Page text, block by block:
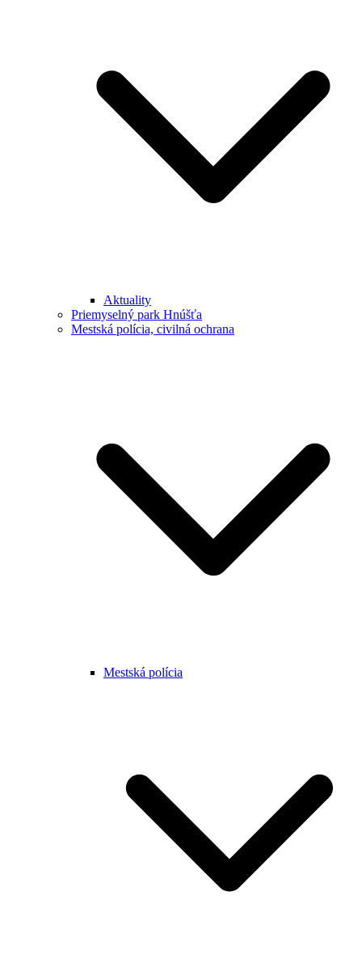
Aktuality
Priemyselný park Hnúšťa
Mestská polícia, civilná ochrana
Mestská polícia